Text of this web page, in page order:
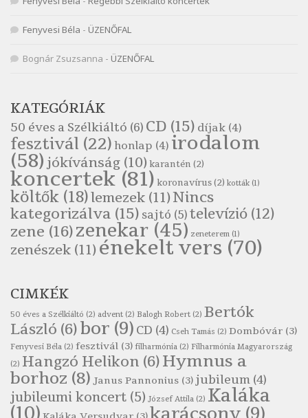
Népköltés: Most érkeztünk
Szélkiáltó
Népköltés: Reggeli köszöntő
Pákolitz István: Altató
Szélkiáltó
Pákolitz István: Bakarasz
Szélkiáltó
Pákolitz István: Csiga-biga
Szélkiáltó
Pákolitz István: Kiolvasó
Szélkiáltó
Páskándi Géza: Madárijesztő
Szélkiáltó
Szélkiáltó
Robert Burns: Árpa Jankó
Szélkiáltó
Robert Burns: Most hoci a számlát
Szélkiáltó
Robert Burns: Most hoci a számlát
Szélkiáltó
Fenyvesi Béla - ÜZENŐFAL
Bognár Zsuzsanna - ÜZENŐFAL
KATEGÓRIÁK
50 éves a Szélkiáltó (6) CD (15) díjak (4)
fesztivál (22) honlap (4) irodalom
(58)jókívánság (10) karantén (2)
koncertek (81) koronavírus(2) kották (1)
költők (18)lemezek (11)Nincs
kategorizálva (15) sajtó (5)televízió (12)
zene (16)zenekar (45) zeneterem (1)
zenészek (11) énekelt vers (70)
CIMKÉK
50 éves a Szélkiáltó (2) advent (2) Balogh Robert (2) Bertók
László (6)bor (9) CD (4) Cseh Tamás (2) Dombóvár (3)
Fenyvesi Béla (2) fesztivál (3) filharmónia (2) Filharmónia Magyarország
(2) Hangzó Helikon (6)Hymnus a
borhoz (8) Janus Pannonius (3)jubileum (4)
jubileumi koncert (5) József Attila (2) Kaláka